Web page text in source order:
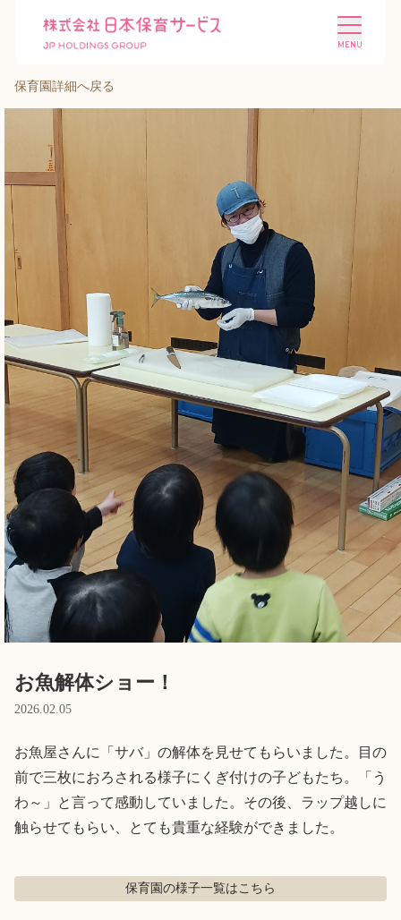
施設を探す 選ばれる理由
ニュース
投資家情報 採用情報
English
ホーム
利用者の声
プライバシーポリシー
保育園詳細へ戻る
お魚解体ショー！
2026.02.05
お魚屋さんに「サバ」の解体を見せてもらいました。目の
前で三枚におろされる様子にくぎ付けの子どもたち。「う
わ～」と言って感動していました。その後、ラップ越しに
触らせてもらい、とても貴重な経験ができました。
保育園の様子一覧はこちら